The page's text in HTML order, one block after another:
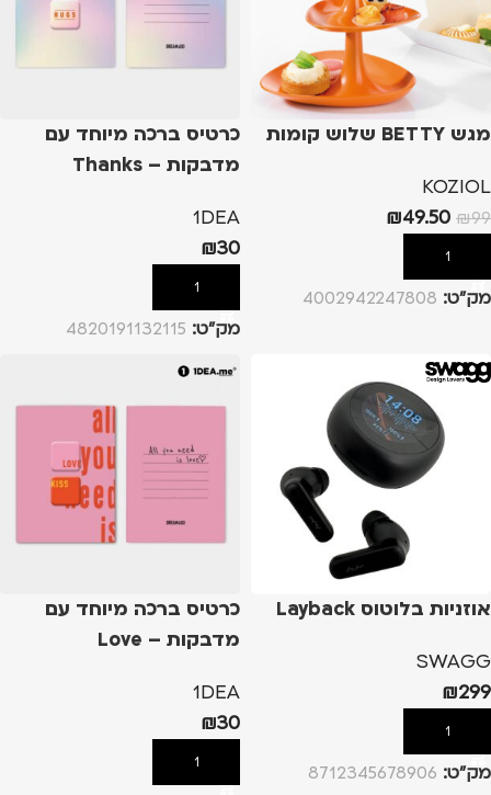
מגש BETTY שלוש קומות
KOZIOL
₪99
₪49.50
הוספה לסל
מק”ט: 4002942247808
כרטיס ברכה מיוחד עם
מדבקות – Thanks
1DEA
₪30
הוספה לסל
מק”ט: 4820191132115
אוזניות בלוטוס Layback
SWAGG
₪299
הוספה לסל
מק”ט: 8712345678906
כרטיס ברכה מיוחד עם
מדבקות – Love
1DEA
₪30
הוספה לסל